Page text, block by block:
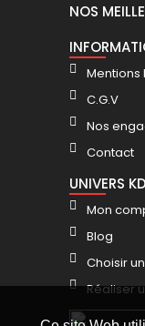
NOS
Mentions
C.G.V
Nos
Contact
UNIVERS
Mon
Blog
Choisir
Réaliser